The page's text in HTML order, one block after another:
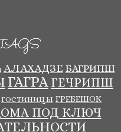
АЛАХАДЗЕ БАГРИПШ
ГАГРА ГЕЧРИПШ
ГОСТИНИЦЫ ГРЕБЕШОК
ПОД КЛЮЧ